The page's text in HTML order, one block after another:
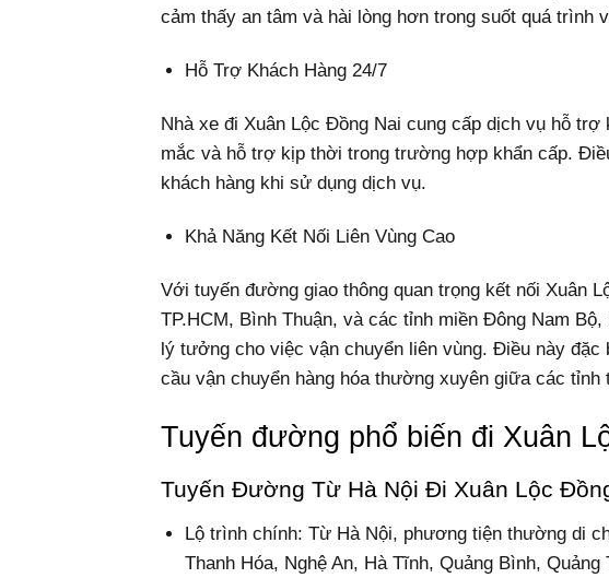
cảm thấy an tâm và hài lòng hơn trong suốt quá trình
Hỗ Trợ Khách Hàng 24/7
Nhà xe đi Xuân Lộc Đồng Nai cung cấp dịch vụ hỗ trợ
mắc và hỗ trợ kịp thời trong trường hợp khẩn cấp.
khách hàng khi sử dụng dịch vụ.
Khả Năng Kết Nối Liên Vùng Cao
Với tuyến đường giao thông quan trọng kết nối Xuân
TP.HCM, Bình Thuận, và các tỉnh miền Đông Nam
lý tưởng cho việc vận chuyển liên vùng. Điều này đặc
cầu vận chuyển hàng hóa thường xuyên giữa các tỉnh
Tuyến đường phổ biến đi Xuân
Tuyến Đường Từ Hà Nội Đi Xuân Lộc
Lộ trình chính: Từ Hà Nội, phương tiện thường di
Thanh Hóa, Nghệ An, Hà Tĩnh, Quảng Bình,